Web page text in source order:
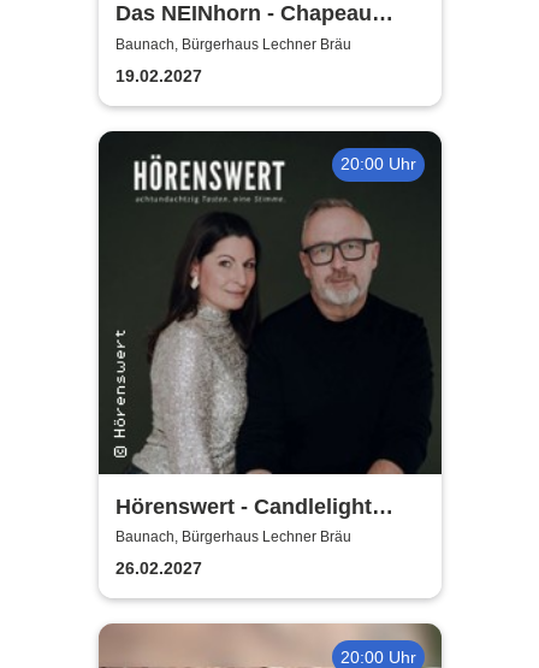
Das NEINhorn - Chapeau
Claque
Baunach, Bürgerhaus Lechner Bräu
19.02.2027
20:00 Uhr
Hörenswert - Candlelight
Konzert
Baunach, Bürgerhaus Lechner Bräu
26.02.2027
20:00 Uhr